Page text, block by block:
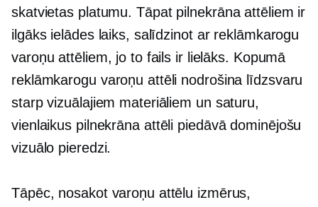
skatvietas platumu. Tāpat pilnekrānaattēliem ir
ilgāks ielādes laiks, salīdzinot ar reklāmkarogu
varoņu attēliem, jo ​​to fails ir lielāks. Kopumā
reklāmkarogu varoņu attēli nodrošina līdzsvaru
starp vizuālajiem materiāliem un saturu,
vienlaikus pilnekrānaattēli piedāvā dominējošu
vizuālo pieredzi.
Tāpēc, nosakot varoņu attēlu izmērus,